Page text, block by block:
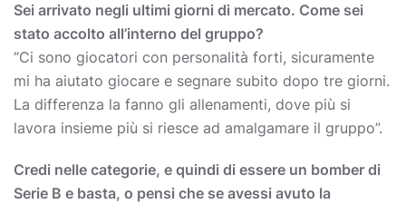
Sei arrivato negli ultimi giorni di mercato. Come sei
stato accolto all’interno del gruppo?
“Ci sono giocatori con personalità forti, sicuramente
mi ha aiutato giocare e segnare subito dopo tre giorni.
La differenza la fanno gli allenamenti, dove più si
lavora insieme più si riesce ad amalgamare il gruppo”.
Credi nelle categorie, e quindi di essere un bomber di
Serie B e basta, o pensi che se avessi avuto la